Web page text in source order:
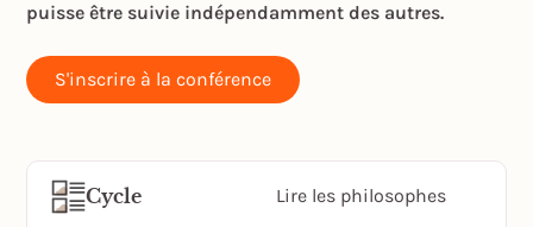
puisse être suivie indépendamment des autres.
S'inscrire à la conférence
Cycle Lire les philosophes